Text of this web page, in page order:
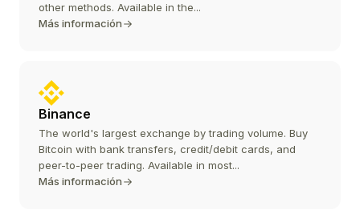
other methods. Available in the...
Más información
Binance
The world's largest exchange by trading volume. Buy
Bitcoin with bank transfers, credit/debit cards, and
peer-to-peer trading. Available in most...
Más información